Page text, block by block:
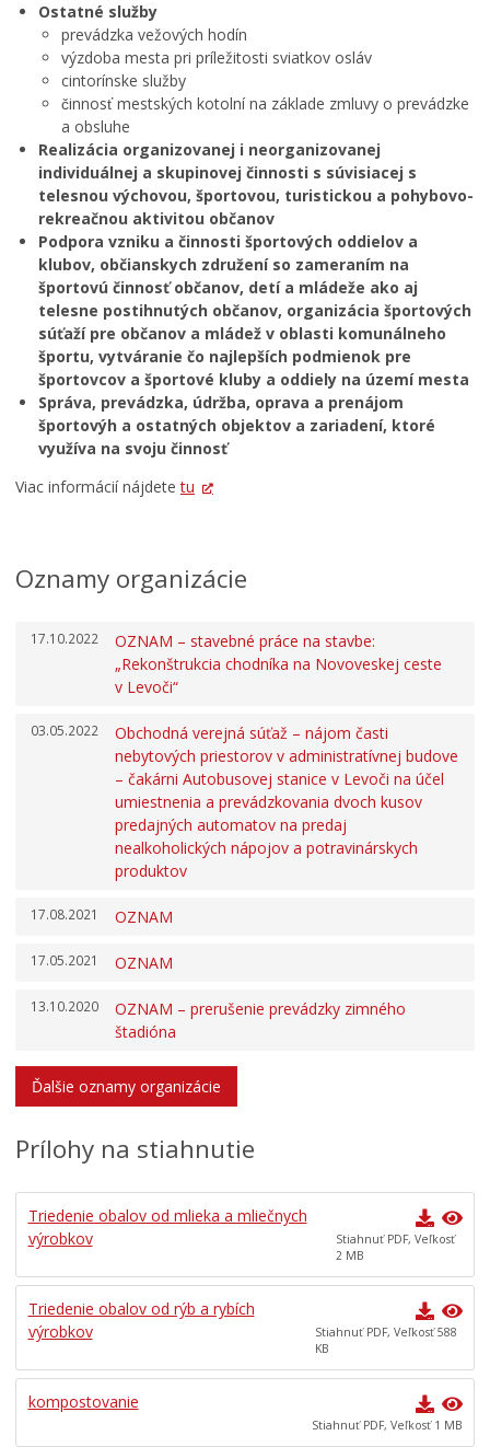
Ostatné služby
prevádzka vežových hodín
výzdoba mesta pri príležitosti sviatkov osláv
cintorínske služby
činnosť mestských kotolní na základe zmluvy o prevádzke
a obsluhe
Realizácia organizovanej i neorganizovanej
individuálnej a skupinovej činnosti s súvisiacej s
telesnou výchovou, športovou, turistickou a pohybovo-
rekreačnou aktivitou občanov
Podpora vzniku a činnosti športových oddielov a
klubov, občianskych združení so zameraním na
športovú činnosť občanov, detí a mládeže ako aj
telesne postihnutých občanov, organizácia športových
súťaží pre občanov a mládež v oblasti komunálneho
športu, vytváranie čo najlepších podmienok pre
športovcov a športové kluby a oddiely na území mesta
Správa, prevádzka, údržba, oprava a prenájom
športovýh a ostatných objektov a zariadení, ktoré
využíva na svoju činnosť
Viac informácií nájdetetu
Oznamy organizácie
17.10.2022
OZNAM – stavebné práce na stavbe:
„Rekonštrukcia chodníka na Novoveskej ceste
v Levoči“
03.05.2022
Obchodná verejná súťaž – nájom časti
nebytových priestorov v administratívnej budove
– čakárni Autobusovej stanice v Levoči na účel
umiestnenia a prevádzkovania dvoch kusov
predajných automatov na predaj
nealkoholických nápojov a potravinárskych
produktov
17.08.2021 OZNAM
17.05.2021 OZNAM
13.10.2020
OZNAM – prerušenie prevádzky zimného
štadióna
Ďalšie oznamy organizácie
Prílohy na stiahnutie
Triedenie obalov od mlieka a mliečnych
výrobkov
Stiahnuť PDF, Veľkosť
2 MB
Triedenie obalov od rýb a rybích
výrobkov
Stiahnuť PDF, Veľkosť 588
KB
kompostovanie
Stiahnuť PDF, Veľkosť 1 MB